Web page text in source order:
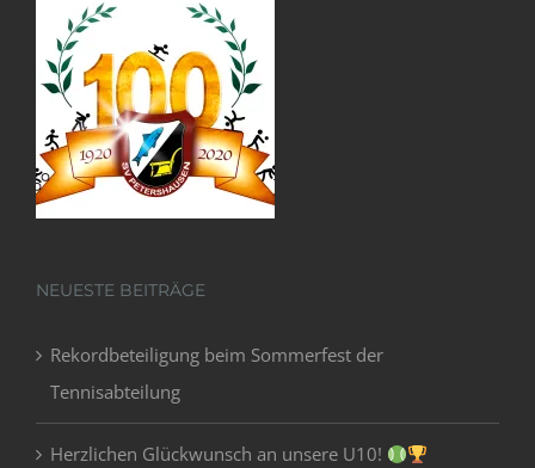
NEUESTE BEITRÄGE
Rekordbeteiligung beim Sommerfest der
Tennisabteilung
Herzlichen Glückwunsch an unsere U10!